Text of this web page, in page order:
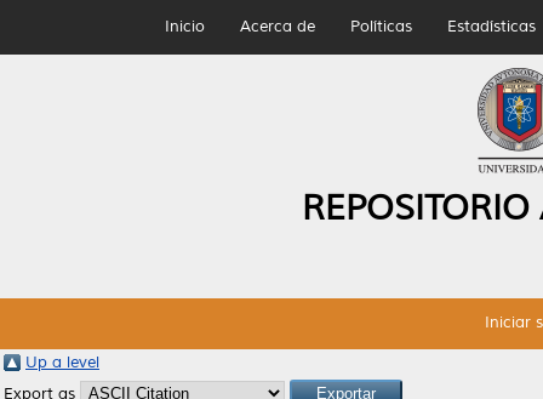
Inicio Acerca de Políticas Estadísticas
Iniciar
Up a level
Export as